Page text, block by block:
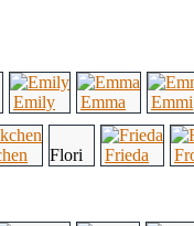
Emily Emma Emmi
Flori Frieda